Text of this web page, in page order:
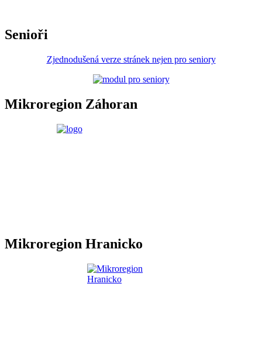
Senioři
Zjednodušená verze stránek nejen pro seniory
Mikroregion Záhoran
Mikroregion Hranicko